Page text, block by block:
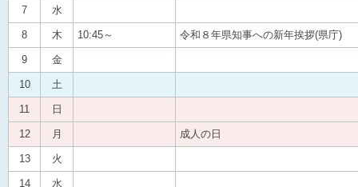
7 水
8 木 10:45～ 令和８年県知事への新年挨拶(県庁)
9 金
10 土
11 日
12 月 成人の日
13 火
14 水